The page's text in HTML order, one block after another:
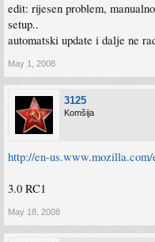
edit: rijesen problem,
setup..
automatski update i dalje ne
May 1, 2008
3125
Komšija
http://en-
3.0 RC1
May 18, 2008